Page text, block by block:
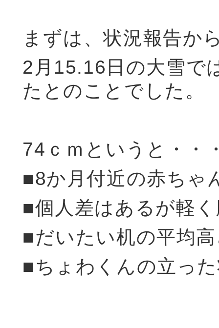
まずは、状況報告か
2月15.16日の大雪で
たとのことでした。
74ｃｍというと・・
■8か月付近の赤ちゃ
■個人差はあるが軽
■だいたい机の平均
■ちょわくんの立っ